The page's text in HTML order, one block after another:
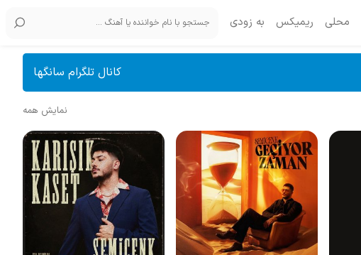
محلی ریمیکس به زودی
کانال تلگرام سانگها
نمایش همه